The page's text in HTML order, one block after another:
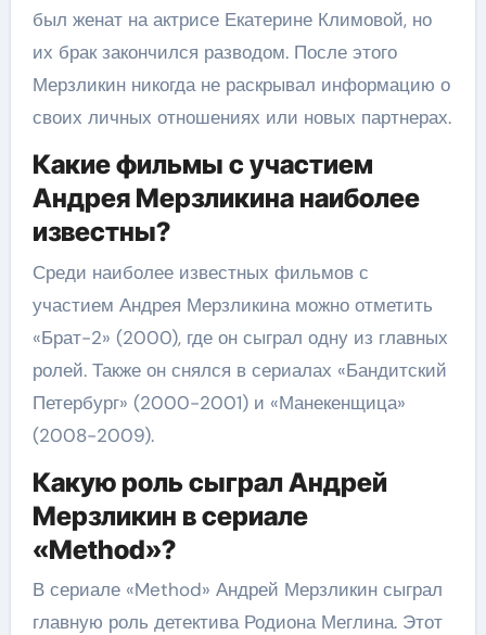
был женат на актрисе Екатерине Климовой, но
их брак закончился разводом. После этого
Мерзликин никогда не раскрывал информацию о
своих личных отношениях или новых партнерах.
Какие фильмы с участием
Андрея Мерзликина наиболее
известны?
Среди наиболее известных фильмов с
участием Андрея Мерзликина можно отметить
«Брат-2» (2000), где он сыграл одну из главных
ролей. Также он снялся в сериалах «Бандитский
Петербург» (2000-2001) и «Манекенщица»
(2008-2009).
Какую роль сыграл Андрей
Мерзликин в сериале
«Method»?
В сериале «Method» Андрей Мерзликин сыграл
главную роль детектива Родиона Меглина. Этот